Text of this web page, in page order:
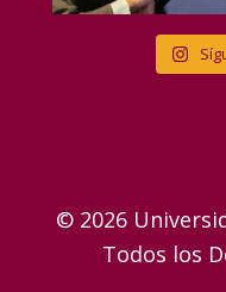
© 2026
Todos los